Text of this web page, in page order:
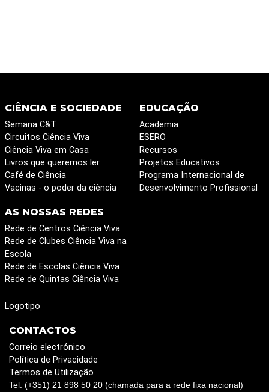
CIÊNCIA E SOCIEDADE
Semana C&T
Circuitos Ciência Viva
Ciência Viva em Casa
Livros que queremos ler
Café de Ciência
Vacinas - o poder da ciência
EDUCAÇÃO
Academia
ESERO
Recursos
Projetos Educativos
Programa Internacional de
Desenvolvimento Profissional
AS NOSSAS REDES
Rede de Centros Ciência Viva
Rede de Clubes Ciência Viva na
Escola
Rede de Escolas Ciência Viva
Rede de Quintas Ciência Viva
Logotipo
CONTACTOS
Correio electrónico
Política de Privacidade
Termos de Utilização
Tel: (+351) 21 898 50 20 (chamada para a rede fixa nacional)